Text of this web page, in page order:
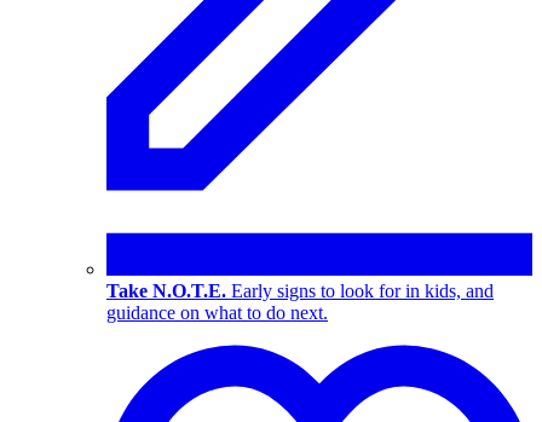
Take N.O.T.E. Early signs to look for in kids, and
guidance on what to do next.